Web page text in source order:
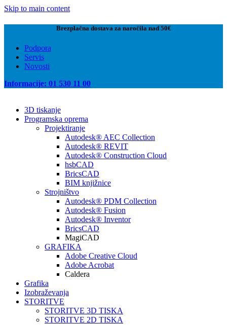
Skip to main content
Brezplačna dostava za naročila nad 50€
Podpora
Servis
Novosti
Informacije: 01 530 11 00
3D tiskanje
Programska oprema
Projektiranje
Autodesk® AEC Collection
Autodesk® REVIT
Autodesk® Construction Cloud
hsbCAD
BricsCAD
BIM knjižnice
Strojništvo
Autodesk® PDM Collection
Autodesk® Fusion
Autodesk® Inventor
BricsCAD
MagiCAD
GRAFIKA
Adobe Creative Cloud
Adobe Acrobat
Caldera
Grafika
Izobraževanja
STORITVE
STORITVE 3D TISKA
STORITVE 2D TISKA